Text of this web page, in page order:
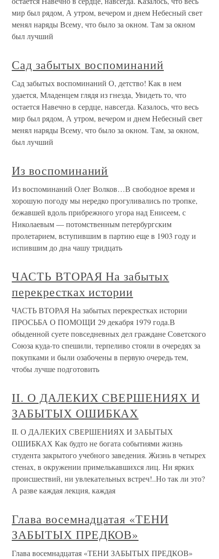
мир был рядом, А утром, вечером и днем Небесный свет
менял наряды Всему, что было за окном. Там за окном
был лучший
Сад забытых воспоминаний
Сад забытых воспоминаний О, детство! Как в нем
удается, Младенцем глядя из гнезда, Увидеть то, что
остается Навечно в сердце, навсегда. Казалось, что весь
мир был рядом, А утром, вечером и днем Небесный свет
менял наряды Всему, что было за окном. Там, за окном,
был лучший
Из воспоминаний
Из воспоминаний Олег Волков…В свободное время и
хорошую погоду мы нередко прогуливались по тропке,
бежавшей вдоль прибрежного угора над Енисеем, с
Николаевым — потомственным петербургским
пролетарием, вступившим в партию еще в 1903 году и
испившим до дна чашу тридцать
ЧАСТЬ ВТОРАЯ На забытых
перекрестках истории
ЧАСТЬ ВТОРАЯ На забытых перекрестках истории
ПРОСЬБА О ПОМОЩИ 29 декабря 1979 года.В
обыденной суете повседневных дел граждане Советского
Союза куда-то спешили, терпеливо стояли в очередях за
покупками и были озабочены в первую очередь тем,
чтобы лучше подготовить
II. О ДАЛЕКИХ СВЕРШЕНИЯХ И
ЗАБЫТЫХ ОШИБКАХ
II. О ДАЛЕКИХ СВЕРШЕНИЯХ И ЗАБЫТЫХ
ОШИБКАХ Как будто не богата событиями жизнь
студента закрытого учебного заведения. Жизнь в четырех
стенах, в окружении примелькавшихся лиц. Ни ярких
происшествий, ни увлекательных встреч!..Но так ли это?
А разве каждая лекция, каждая
Глава восемнадцатая «ТЕНИ
ЗАБЫТЫХ ПРЕДКОВ»
Глава восемнадцатая «ТЕНИ ЗАБЫТЫХ ПРЕДКОВ»